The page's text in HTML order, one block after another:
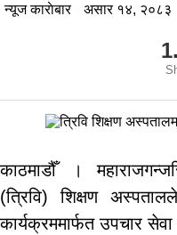
न्यूज काराेबार असार १४, २०८३
काठमाडौँ ।
(त्रिवि) शिक्षण
कार्यक्रममार्फत उपचार